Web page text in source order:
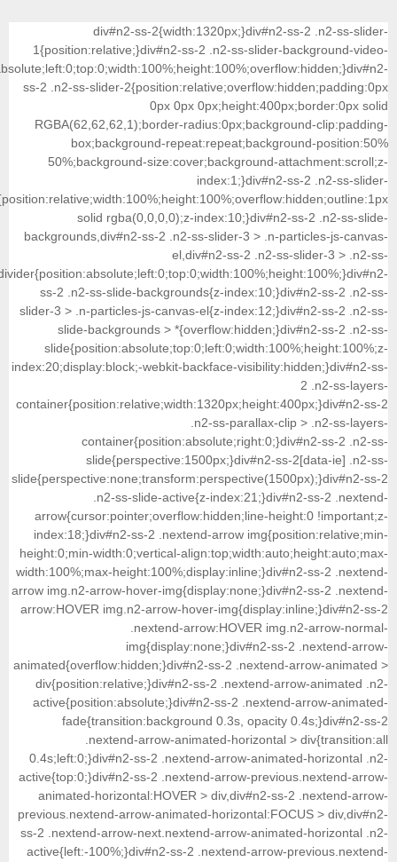
div#n2-ss-
1{position:relative;}div#n2-ss-2 .n2-ss-
ss-2 .n2-ss-slider-
0px 0px
RGBA(62,62,62,1);border-
box;background-
50%;background-size:cover;background-
solid rgba(0,0,0,0);z-
backgrounds,div#n2-ss-2 .n2-ss-slider-3 > .n-
el,div#n2-ss-2 .n2-
ss-2 .n2-ss-slide-backgrounds{z-
slider-3 > .n-particles-js-canvas-el{z-
slide-backgrounds >
index:20;display:block;-webkit-backface-
.n2-ss-parallax-
slide{perspective:1500px;}div#n2-
.n2-ss-slide-active{z-
arrow{cursor:pointer;overflow:hidden;line-
index:18;}div#n2-ss-2 .nextend-arrow
height:0;min-width:0;vertical-
width:100%;max-
arrow img.n2-arrow-hover-
arrow:HOVER img.n2-arrow-hover-
.nextend-arrow:HOVER
img{display:none;}div#n2-
animated{overflow:hidden;}div#n2-ss-2
div{position:relative;}div#n2-ss-2 .nextend-
active{position:absolute;}div#n2-ss-2
fade{transition:background 0.3s,
.nextend-arrow-animated-
0.4s;left:0;}div#n2-ss-2 .nextend-arrow-
active{top:0;}div#n2-ss-2 .nextend-arrow-
animated-horizontal:HOVER > div,div#n2-
previous.nextend-arrow-animated-
ss-2 .nextend-arrow-next.nextend-arrow-
active{left:-100%;}div#n2-ss-2 .nextend-